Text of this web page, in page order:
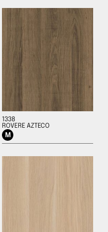
1338
ROVERE AZTECO